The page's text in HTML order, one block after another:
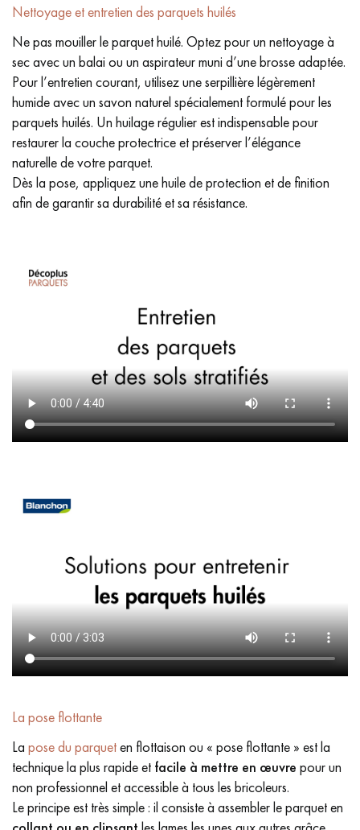
Nettoyage et entretien des parquets huilés
Ne pas mouiller le parquet huilé. Optez pour un nettoyage à
sec avec un balai ou un aspirateur muni d’une brosse adaptée.
Pour l’entretien courant, utilisez une serpillière légèrement
humide avec un savon naturel spécialement formulé pour les
parquets huilés. Un huilage régulier est indispensable pour
restaurer la couche protectrice et préserver l’élégance
naturelle de votre parquet.
Dès la pose, appliquez une huile de protection et de finition
afin de garantir sa durabilité et sa résistance.
La pose flottante
La pose du parqueten flottaison ou « pose flottante » est la
technique la plus rapide et facile à mettre en œuvre pour un
non professionnel et accessible à tous les bricoleurs.
Le principe est très simple : il consiste à assembler le parquet en